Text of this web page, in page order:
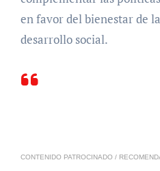
en favor del bienestar de
desarrollo social.
CONTENIDO PATROCINADO /